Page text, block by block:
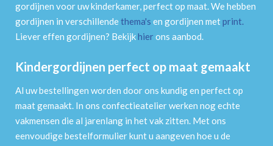
gordijnen voor uw kinderkamer, perfect op maat. We hebben
gordijnen in verschillendethema's en gordijnen metprint.
Liever effen gordijnen? Bekijkhierons aanbod.
Kindergordijnen perfect op maat gemaakt
Al uw bestellingen worden door ons kundig en perfect op
maat gemaakt. In ons confectieatelier werken nog echte
vakmensen die al jarenlang in het vak zitten. Met ons
eenvoudige bestelformulier kunt u aangeven hoe u de